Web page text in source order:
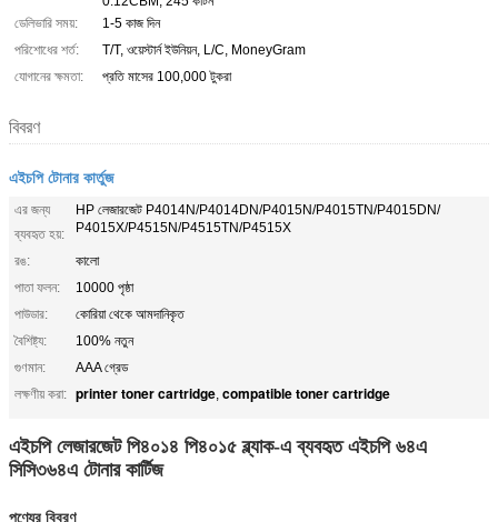
ডেলিভারি সময়:
1-5 কাজ দিন
পরিশোধের শর্ত:
T/T, ওয়েস্টার্ন ইউনিয়ন, L/C, MoneyGram
যোগানের ক্ষমতা:
প্রতি মাসের 100,000 টুকরা
বিবরণ
এইচপি টোনার কার্তুজ
এর জন্য
ব্যবহৃত হয়:
HP লেজারজেট P4014N/P4014DN/P4015N/P4015TN/P4015DN/
P4015X/P4515N/P4515TN/P4515X
রঙ:
কালো
পাতা ফলন:
10000 পৃষ্ঠা
পাউডার:
কোরিয়া থেকে আমদানিকৃত
বৈশিষ্ট্য:
100% নতুন
গুণমান:
AAA গ্রেড
লক্ষণীয় করা: printer toner cartridge, compatible toner cartridge
এইচপি লেজারজেট পি৪০১৪ পি৪০১৫ ব্ল্যাক-এ ব্যবহৃত এইচপি ৬৪এ
সিসি৩৬৪এ টোনার কার্টিজ
পণ্যের বিবরণ